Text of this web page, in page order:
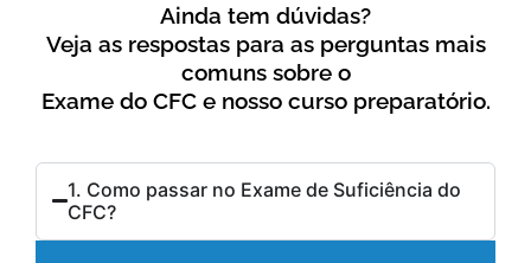
Ainda tem dúvidas?
Veja as respostas para as perguntas mais
comuns sobre o
Exame do CFC e nosso curso preparatório.
1. Como passar no Exame de Suficiência do
CFC?